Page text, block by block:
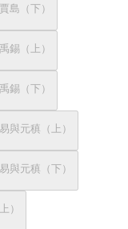
島（下）
錫（上）
錫（下）
元稹（上）
元稹（下）
）